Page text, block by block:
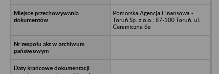
Pomorska Agencja Finansowa -
Toruń Sp. z o.o.; 87-100 Toruń, ul.
Ceramiczna 6e